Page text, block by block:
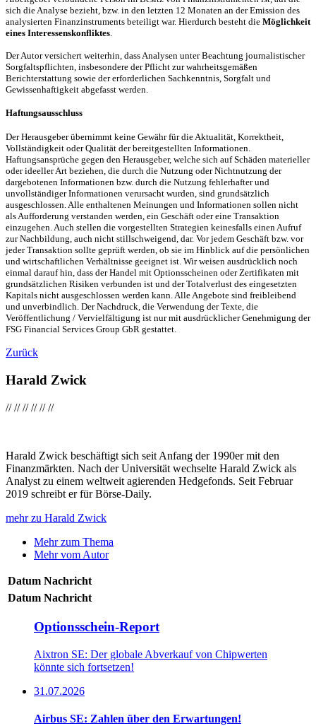
sich die Analyse bezieht, bzw. in den letzten 12 Monaten an der Emission des
analysierten Finanzinstruments beteiligt war. Hierdurch besteht die Möglichkeit
eines Interessenskonfliktes
Der Autor versichert weiterhin, dass Analysen unter Beachtung journalistischer
Sorgfaltspflichten, insbesondere der Pflicht zur wahrheitsgemäßen
Berichterstattung sowie der erforderlichen Sachkenntnis, Sorgfalt und
Gewissenhaftigkeit abgefasst werden.
Haftungsausschluss
Der Herausgeber übernimmt keine Gewähr für die Aktualität, Korrektheit,
Vollständigkeit oder Qualität der bereitgestellten Informationen.
Haftungsansprüche gegen den Herausgeber, welche sich auf Schäden materieller
oder ideeller Art beziehen, die durch die Nutzung oder Nichtnutzung der
dargebotenen Informationen bzw. durch die Nutzung fehlerhafter und
unvollständiger Informationen verursacht wurden, sind grundsätzlich
ausgeschlossen. Alle enthaltenen Meinungen und Informationen sollen nicht
als Aufforderung verstanden werden, ein Geschäft oder eine Transaktion
einzugehen. Auch stellen die vorgestellten Strategien keinesfalls einen Aufruf
zur Nachbildung, auch nicht stillschweigend, dar. Vor jedem Geschäft bzw. vor
jeder Transaktion sollte geprüft werden, ob sie im Hinblick auf die persönlichen
und wirtschaftlichen Verhältnisse geeignet ist. Wir weisen ausdrücklich noch
einmal darauf hin, dass der Handel mit Optionsscheinen oder Zertifikaten mit
grundsätzlichen Risiken verbunden ist und der Totalverlust des eingesetzten
Kapitals nicht ausgeschlossen werden kann. Alle Angebote sind freibleibend
und unverbindlich. Der Nachdruck, die Verwendung der Texte, die
Veröffentlichung / Vervielfältigung ist nur mit ausdrücklicher Genehmigung der
FSG Financial Services Group GbR gestattet.
Zurück
Harald Zwick
////////////
Harald Zwick beschäftigt sich seit Anfang der 1990er mit den
Finanzmärkten. Nach der Universität wechselte Harald Zwick als
Analyst zu einem weltweit agierenden Hedgefonds. Seit Februar
2019 schreibt er für Börse-Daily.
mehr zu Harald Zwick
Mehr zum Thema
Mehr vom Autor
Datum Nachricht
Datum Nachricht
Optionsschein-Report
Aixtron SE: Der globale Abverkauf von Chipwerten
könnte sich fortsetzen!
31.07.2026
Airbus SE: Zahlen über den Erwartungen!